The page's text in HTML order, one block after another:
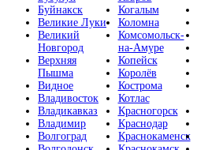
Буйнакск
Великие Луки
Великий
Новгород
Верхняя
Пышма
Видное
Владивосток
Владикавказ
Владимир
Волгоград
Когалым
Коломна
Комсомольск-
на-Амуре
Копейск
Королёв
Кострома
Котлас
Красногорск
Краснодар
Краснокаменск